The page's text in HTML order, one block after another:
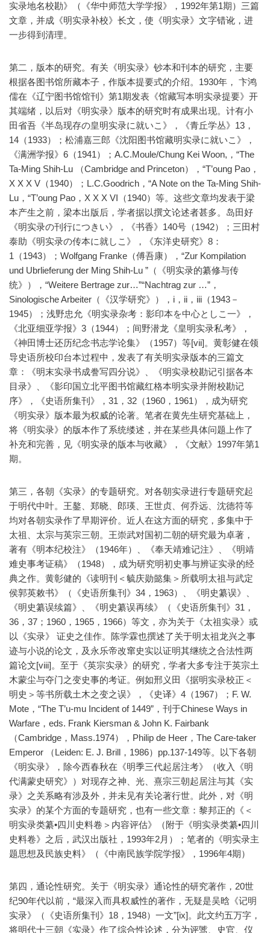
实录地名校勘》（《华中师范大学学报》，1992年第1期）三篇
文章，并成《明实录补校》长文，使《明实录》文字错讹，进
一步得到清理。
第二，版本的研究。有关《明实录》钞本和刊本的研究，主要
根据各图书馆所藏本子，作版本提要式的介绍。1930年， 卞鸿
儒在《辽宁图书馆馆刊》第1期发表《馆藏写本明实录提要》开
其端绪，以后对《明实录》版本的研究时有成果出现。计有小
田省吾《半岛现存の皇明实录に就いこ》，《青丘学丛》13，
14（1933）；松浦嘉三郎《沈阳图书馆藏明实录に就いこ》，
《满洲学报》6（1941）；A.C.Moule/Chung Kei Woon,，“The
Ta-Ming Shih-Lu （Cambridge and Princeton），“T’oung Pao，
X X X V（1940）；L.C.Goodrich，“A Note on the Ta-Ming Shih-
Lu，“T’oung Pao，X X X VI（1940）等。这些文章均发表于梁
本产生之前，梁本出版后，学者据以撰文论述者甚多。岛田好
《明实录の刊行につきい》，《书香》140号（1942）；三田村
泰助《明实录の传本に就しこ》，《东洋史研究》8：
1（1943）；Wolfgang Franke（傅吾康），“Zur Kompilation
und Ubrlieferung der Ming Shih-Lu ”（《明实录的纂修与传
统》），“Weitere Bertrage zur…”“Nachtrag zur …”，
Sinologische Arbeiter（《汉学研究》），i，ii，iii（1943－
1945）；浅野忠允《明实录杂考：影印本を中心としこ一》，
《北亚细亚学报》3（1944）；间野潜龙《皇明实录私考》，
《神田博士还历纪念书志学论集》（1957）等[vii]。黄彰健在领
导史语所校印台本过程中，发表了有关明实录版本的三篇文
章：《明末实录书成誊写四分说》、《明实录校勘记引据各本
目录》、《影印国立北平图书馆藏红格本明实录并附校勘记
序》，《史语所集刊》，31，32（1960，1961），成为研究
《明实录》版本最为权威的论著。笔者在黄先生研究基础上，
将《明实录》的版本作了系统缕述，并在某些具体问题上作了
补充和完善，见《明实录的版本与收藏》，《文献》1997年第1
期。
第三，各朝《实录》的专题研究。对各朝实录进行专题研究起
于明代中叶。王鏊、郑晓、郎瑛、王世贞、何乔远、沈德符等
均对各朝实录作了早期评价。近人在这方面的研究，多集中于
太祖、太宗与英宗三朝。王崇武对国初二朝的研究最为卓著，
著有《明本纪校注》（1946年）、《奉天靖难记注》、《明靖
难史事考证稿》（1948），成为研究明初史事与辨证实录的经
典之作。黄彰健的《读明刊＜毓庆勋懿集＞所载明太祖与武定
侯郭英敕书》（《史语所集刊》34，1963）、《明史纂误》、
《明史纂误续篇》、《明史纂误再续》（《史语所集刊》31，
36，37；1960，1965，1966）等文，亦为关于《太祖实录》或
以《实录》 证史之佳作。陈学霖也撰述了关于明太祖龙兴之事
迹与小说的论文，及永乐帝改窜史实以证明其继统之合法性两
篇论文[viii]。至于《英宗实录》的研究，学者大多专注于英宗土
木蒙尘与夺门之变史事的考证。例如邢义田《据明实录校正＜
明史＞等书所载土木之变之误》，《史译》4（1967）；F. W.
Mote，“The T’u-mu Incident of 1449”，刊于Chinese Ways in
Warfare，eds. Frank Kiersman & John K. Fairbank
（Cambridge，Mass.1974），Philip de Heer，The Care-taker
Emperor （Leiden: E. J. Brill，1986）pp.137-149等。以下各朝
《明实录》，除今西春秋在《明季三代起居注考》（收入《明
代满蒙史研究》）对现存之神、光、熹宗三朝起居注与其《实
录》之关系略有涉及外，并未见有关论著行世。此外，对《明
实录》的某个方面的专题研究，也有一些文章：黎邦正的《＜
明实录类纂•四川史料卷＞内容评估》（附于《明实录类纂•四川
史料卷》之后，武汉出版社，1993年2月）；笔者的《明实录主
题思想及民族史料》（《中南民族学院学报》，1996年4期）
第四，通论性研究。关于《明实录》通论性的研究著作，20世
纪90年代以前，“最深入而具权威性的著作，无疑是吴晗《记明
实录》（《史语所集刊》18，1948）一文”[ix]。此文约五万字，
将明代十三朝《实录》作了综合性论述，分为评骘、史官、仪